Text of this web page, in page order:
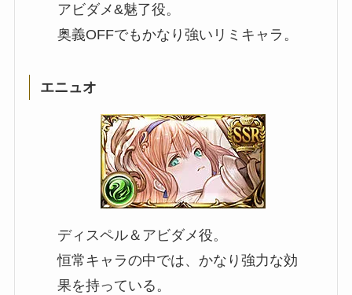
アビダメ&魅了役。
奥義OFFでもかなり強いリミキャラ。
エニュオ
ディスペル＆アビダメ役。
恒常キャラの中では、かなり強力な効
果を持っている。